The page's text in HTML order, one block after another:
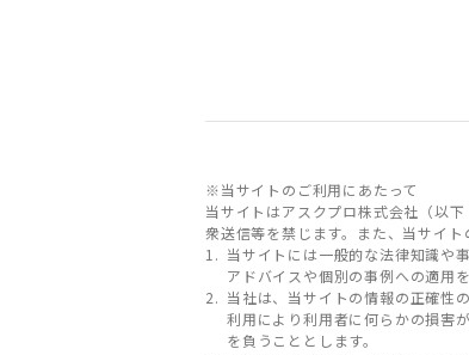
※当サイトのご利用にあたって
当サイトはアスクプロ株式会社（以
衆送信等を禁じます。また、当サイ
当サイトには一般的な法律知識や
アドバイスや個別の事例への適用
当社は、当サイトの情報の正確性
利用により利用者に何らかの損害
を負うこととします。